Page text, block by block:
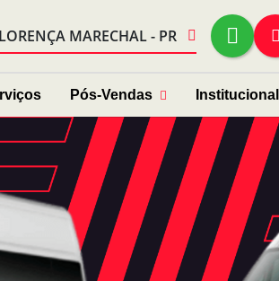
MARECHAL - PR
Pós-Vendas Institucional